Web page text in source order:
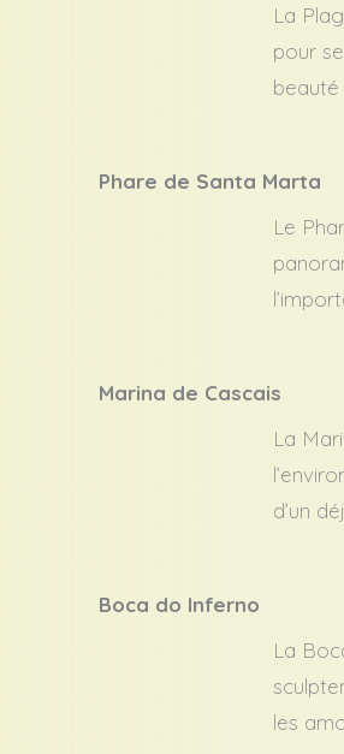
La
pour
beauté
Phare de Santa Marta
Le
Marina de Cascais
La
d’un
Boca do Inferno
La
les